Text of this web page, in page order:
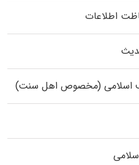
اطلاعات
اسلامی (مخصوص اهل سنت)